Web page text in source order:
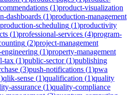
(1)product-visualization
dashboards (1)production-management
production-scheduling (1)productivity
(1)professional-services (4)program-
(2)project-management
(1)property-management
tax (1)public-sector(1)publishing
(3)push-notifications (1)pwa
)qlik-sense (1)qualification (1)quality
assurance (1)quality-compliance